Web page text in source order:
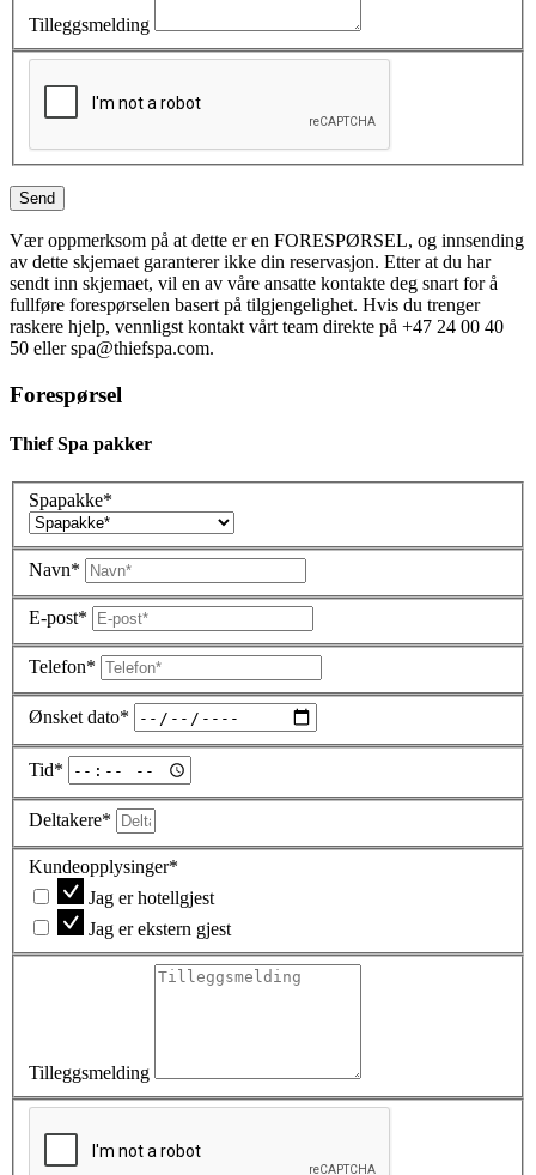
Tilleggsmelding
Send
Vær oppmerksom på at dette er en FORESPØRSEL, og innsending
av dette skjemaet garanterer ikke din reservasjon. Etter at du har
sendt inn skjemaet, vil en av våre ansatte kontakte deg snart for å
fullføre forespørselen basert på tilgjengelighet. Hvis du trenger
raskere hjelp, vennligst kontakt vårt team direkte på +47 24 00 40
50 eller spa@thiefspa.com.
Forespørsel
Thief Spa pakker
Spapakke*
Navn*
E-post*
Telefon*
Ønsket dato*
Tid*
Deltakere*
Kundeopplysinger*
Jag er hotellgjest
Jag er ekstern gjest
Tilleggsmelding